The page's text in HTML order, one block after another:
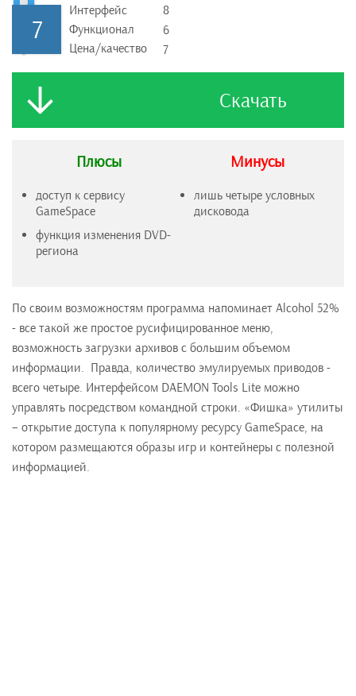
7
Интерфейс
Функционал
Цена/качество
8
6
7
Скачать
Плюсы
доступ к сервису
GameSpace
функция изменения DVD-
региона
Минусы
лишь четыре условных
дисковода
По своим возможностям программа напоминает Alcohol 52%
- все такой же простое русифицированное меню,
возможность загрузки архивов с большим объемом
информации. Правда, количество эмулируемых приводов -
всего четыре. Интерфейсом DAEMON Tools Lite можно
управлять посредством командной строки. «Фишка» утилиты
– открытие доступа к популярному ресурсу GameSpace, на
котором размещаются образы игр и контейнеры с полезной
информацией.